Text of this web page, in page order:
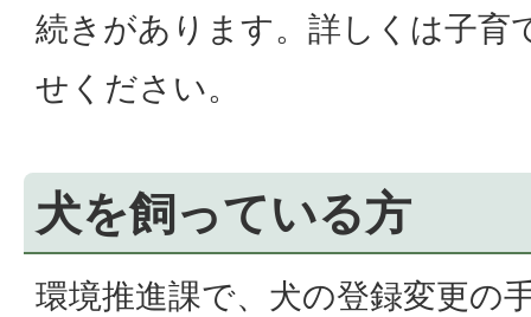
続きがあります。詳しくは子育
せください。
犬を飼っている方
環境推進課で、犬の登録変更の